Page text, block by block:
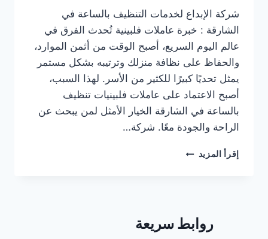
شركة الإبداع لخدمات التنظيف بالساعة في
الشارقة : خبرة عاملات فلبينية تُحدث الفرق في
عالم اليوم السريع، أصبح الوقت من أثمن الموارد،
والحفاظ على نظافة منزلك وترتيبه بشكل مستمر
يمثل تحديًا كبيرًا للكثير من الأسر. لهذا السبب،
أصبح الاعتماد على عاملات فلبينيات تنظيف
بالساعة في الشارقة الخيار الأمثل لمن يبحث عن
الراحة والجودة معًا. شركة…
إقرأ المزيد عاملات
روابط سريعة